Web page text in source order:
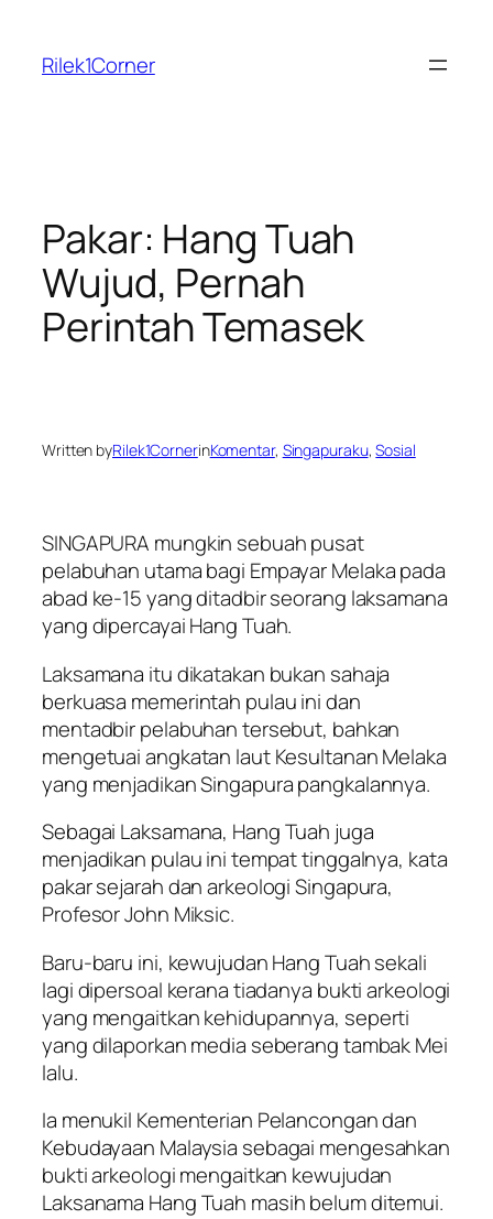
content
Rilek1Corner
Pakar: Hang Tuah
Wujud, Pernah
Perintah Temasek
Written byRilek1CornerinKomentar, Singapuraku, Sosial
SINGAPURA mungkin sebuah pusat
pelabuhan utama bagi Empayar Melaka pada
abad ke-15 yang ditadbir seorang laksamana
yang dipercayai Hang Tuah.
Laksamana itu dikatakan bukan sahaja
berkuasa memerintah pulau ini dan
mentadbir pelabuhan tersebut, bahkan
mengetuai angkatan laut Kesultanan Melaka
yang menjadikan Singapura pangkalannya.
Sebagai Laksamana, Hang Tuah juga
menjadikan pulau ini tempat tinggalnya, kata
pakar sejarah dan arkeologi Singapura,
Profesor John Miksic.
Baru-baru ini, kewujudan Hang Tuah sekali
lagi dipersoal kerana tiadanya bukti arkeologi
yang mengaitkan kehidupannya, seperti
yang dilaporkan media seberang tambak Mei
lalu.
Ia menukil Kementerian Pelancongan dan
Kebudayaan Malaysia sebagai mengesahkan
bukti arkeologi mengaitkan kewujudan
Laksanama Hang Tuah masih belum ditemui.